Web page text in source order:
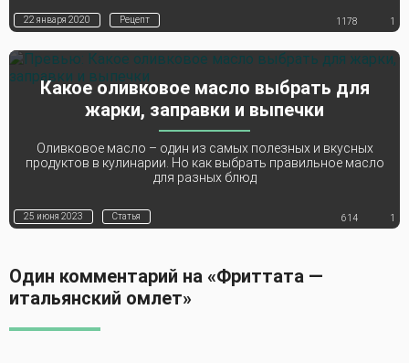
22 января 2020 Рецепт 1178 1
Какое оливковое масло выбрать для
жарки, заправки и выпечки
Оливковое масло – один из самых полезных и вкусных
продуктов в кулинарии. Но как выбрать правильное масло
для разных блюд
25 июня 2023 Статья 614 1
Один комментарий на «Фриттата —
итальянский омлет»